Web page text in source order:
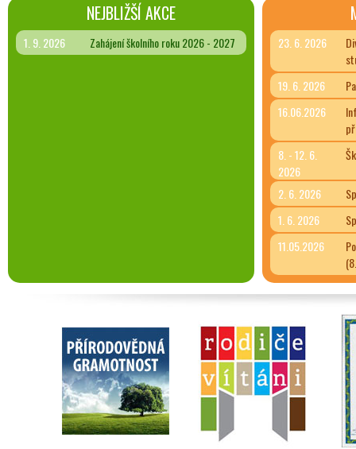
NEJBLIŽŠÍ AKCE
1. 9. 2026 Zahájení školního roku 2026 - 2027 23. 6. 2026
19. 6. 2026
16.06.2026
8. - 12. 6.
2026
2. 6. 2026
1. 6. 2026
11.05.2026